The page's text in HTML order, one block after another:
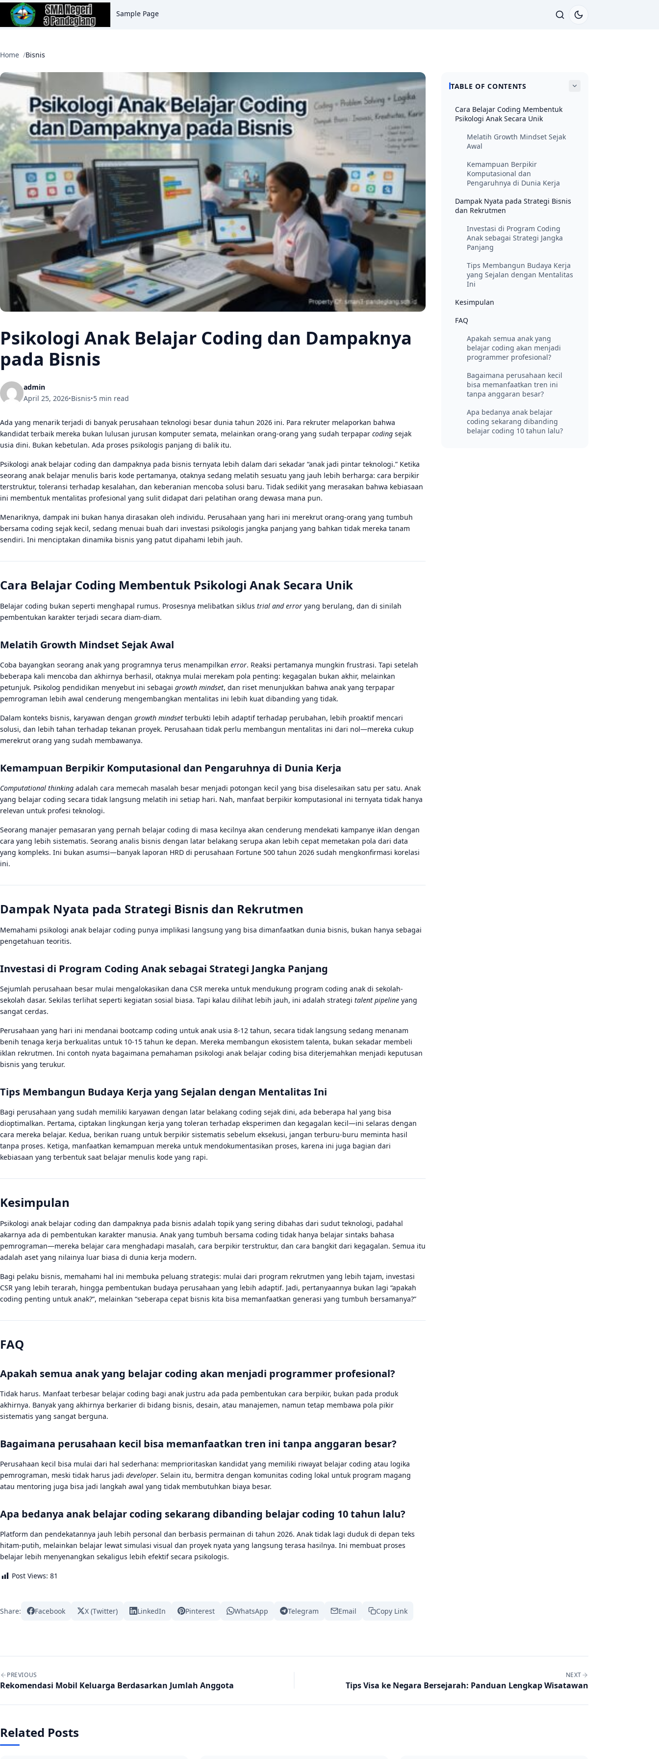
Sample Page
Home Bisnis
Psikologi Anak Belajar Coding dan Dampaknya
pada Bisnis
admin
April 25, 2026•Bisnis•5 min read
Ada yang menarik terjadi di banyak perusahaan teknologi besar dunia tahun 2026 ini. Para rekruter melaporkan bahwa
kandidat terbaik mereka bukan lulusan jurusan komputer semata, melainkan orang-orang yang sudah terpapar coding sejak
usia dini. Bukan kebetulan. Ada proses psikologis panjang di balik itu.
Psikologi anak belajar coding dan dampaknya pada bisnis ternyata lebih dalam dari sekadar “anak jadi pintar teknologi.” Ketika
seorang anak belajar menulis baris kode pertamanya, otaknya sedang melatih sesuatu yang jauh lebih berharga: cara berpikir
terstruktur, toleransi terhadap kesalahan, dan keberanian mencoba solusi baru. Tidak sedikit yang merasakan bahwa kebiasaan
ini membentuk mentalitas profesional yang sulit didapat dari pelatihan orang dewasa mana pun.
Menariknya, dampak ini bukan hanya dirasakan oleh individu. Perusahaan yang hari ini merekrut orang-orang yang tumbuh
bersama coding sejak kecil, sedang menuai buah dari investasi psikologis jangka panjang yang bahkan tidak mereka tanam
sendiri. Ini menciptakan dinamika bisnis yang patut dipahami lebih jauh.
Cara Belajar Coding Membentuk Psikologi Anak Secara Unik
Belajar coding bukan seperti menghapal rumus. Prosesnya melibatkan siklus trial and error yang berulang, dan di sinilah
pembentukan karakter terjadi secara diam-diam.
Melatih Growth Mindset Sejak Awal
Coba bayangkan seorang anak yang programnya terus menampilkan error. Reaksi pertamanya mungkin frustrasi. Tapi setelah
beberapa kali mencoba dan akhirnya berhasil, otaknya mulai merekam pola penting: kegagalan bukan akhir, melainkan
petunjuk. Psikolog pendidikan menyebut ini sebagai growth mindset, dan riset menunjukkan bahwa anak yang terpapar
pemrograman lebih awal cenderung mengembangkan mentalitas ini lebih kuat dibanding yang tidak.
Dalam konteks bisnis, karyawan dengan growth mindset terbukti lebih adaptif terhadap perubahan, lebih proaktif mencari
solusi, dan lebih tahan terhadap tekanan proyek. Perusahaan tidak perlu membangun mentalitas ini dari nol—mereka cukup
merekrut orang yang sudah membawanya.
Kemampuan Berpikir Komputasional dan Pengaruhnya di Dunia Kerja
Computational thinking adalah cara memecah masalah besar menjadi potongan kecil yang bisa diselesaikan satu per satu. Anak
yang belajar coding secara tidak langsung melatih ini setiap hari. Nah, manfaat berpikir komputasional ini ternyata tidak hanya
relevan untuk profesi teknologi.
Seorang manajer pemasaran yang pernah belajar coding di masa kecilnya akan cenderung mendekati kampanye iklan dengan
cara yang lebih sistematis. Seorang analis bisnis dengan latar belakang serupa akan lebih cepat memetakan pola dari data
yang kompleks. Ini bukan asumsi—banyak laporan HRD di perusahaan Fortune 500 tahun 2026 sudah mengkonfirmasi korelasi
ini.
Dampak Nyata pada Strategi Bisnis dan Rekrutmen
Memahami psikologi anak belajar coding punya implikasi langsung yang bisa dimanfaatkan dunia bisnis, bukan hanya sebagai
pengetahuan teoritis.
Investasi di Program Coding Anak sebagai Strategi Jangka Panjang
Sejumlah perusahaan besar mulai mengalokasikan dana CSR mereka untuk mendukung program coding anak di sekolah-
sekolah dasar. Sekilas terlihat seperti kegiatan sosial biasa. Tapi kalau dilihat lebih jauh, ini adalah strategi talent pipeline yang
sangat cerdas.
Perusahaan yang hari ini mendanai bootcamp coding untuk anak usia 8-12 tahun, secara tidak langsung sedang menanam
benih tenaga kerja berkualitas untuk 10-15 tahun ke depan. Mereka membangun ekosistem talenta, bukan sekadar membeli
iklan rekrutmen. Ini contoh nyata bagaimana pemahaman psikologi anak belajar coding bisa diterjemahkan menjadi keputusan
bisnis yang terukur.
Tips Membangun Budaya Kerja yang Sejalan dengan Mentalitas Ini
Bagi perusahaan yang sudah memiliki karyawan dengan latar belakang coding sejak dini, ada beberapa hal yang bisa
dioptimalkan. Pertama, ciptakan lingkungan kerja yang toleran terhadap eksperimen dan kegagalan kecil—ini selaras dengan
cara mereka belajar. Kedua, berikan ruang untuk berpikir sistematis sebelum eksekusi, jangan terburu-buru meminta hasil
tanpa proses. Ketiga, manfaatkan kemampuan mereka untuk mendokumentasikan proses, karena ini juga bagian dari
kebiasaan yang terbentuk saat belajar menulis kode yang rapi.
Kesimpulan
Psikologi anak belajar coding dan dampaknya pada bisnis adalah topik yang sering dibahas dari sudut teknologi, padahal
akarnya ada di pembentukan karakter manusia. Anak yang tumbuh bersama coding tidak hanya belajar sintaks bahasa
pemrograman—mereka belajar cara menghadapi masalah, cara berpikir terstruktur, dan cara bangkit dari kegagalan. Semua itu
adalah aset yang nilainya luar biasa di dunia kerja modern.
Bagi pelaku bisnis, memahami hal ini membuka peluang strategis: mulai dari program rekrutmen yang lebih tajam, investasi
CSR yang lebih terarah, hingga pembentukan budaya perusahaan yang lebih adaptif. Jadi, pertanyaannya bukan lagi “apakah
coding penting untuk anak?”, melainkan “seberapa cepat bisnis kita bisa memanfaatkan generasi yang tumbuh bersamanya?”
FAQ
Apakah semua anak yang belajar coding akan menjadi programmer profesional?
Tidak harus. Manfaat terbesar belajar coding bagi anak justru ada pada pembentukan cara berpikir, bukan pada produk
akhirnya. Banyak yang akhirnya berkarier di bidang bisnis, desain, atau manajemen, namun tetap membawa pola pikir
sistematis yang sangat berguna.
Bagaimana perusahaan kecil bisa memanfaatkan tren ini tanpa anggaran besar?
Perusahaan kecil bisa mulai dari hal sederhana: memprioritaskan kandidat yang memiliki riwayat belajar coding atau logika
pemrograman, meski tidak harus jadi developer. Selain itu, bermitra dengan komunitas coding lokal untuk program magang
atau mentoring juga bisa jadi langkah awal yang tidak membutuhkan biaya besar.
Apa bedanya anak belajar coding sekarang dibanding belajar coding 10 tahun lalu?
Platform dan pendekatannya jauh lebih personal dan berbasis permainan di tahun 2026. Anak tidak lagi duduk di depan teks
hitam-putih, melainkan belajar lewat simulasi visual dan proyek nyata yang langsung terasa hasilnya. Ini membuat proses
belajar lebih menyenangkan sekaligus lebih efektif secara psikologis.
Post Views: 81
Share: Facebook X (Twitter) LinkedIn Pinterest WhatsApp Telegram Email Copy Link
TABLE OF CONTENTS
Cara Belajar Coding Membentuk
Psikologi Anak Secara Unik
Melatih Growth Mindset Sejak
Awal
Kemampuan Berpikir
Komputasional dan
Pengaruhnya di Dunia Kerja
Dampak Nyata pada Strategi Bisnis
dan Rekrutmen
Investasi di Program Coding
Anak sebagai Strategi Jangka
Panjang
Tips Membangun Budaya Kerja
yang Sejalan dengan Mentalitas
Ini
Kesimpulan
FAQ
Apakah semua anak yang
belajar coding akan menjadi
programmer profesional?
Bagaimana perusahaan kecil
bisa memanfaatkan tren ini
tanpa anggaran besar?
Apa bedanya anak belajar
coding sekarang dibanding
belajar coding 10 tahun lalu?
Post navigation
PREVIOUS
Rekomendasi Mobil Keluarga Berdasarkan Jumlah Anggota
NEXT
Tips Visa ke Negara Bersejarah: Panduan Lengkap Wisatawan
Related Posts